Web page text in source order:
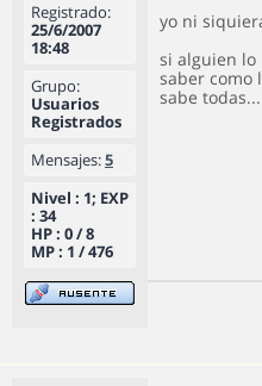
Registrado:
25/6/2007
18:48
Grupo:
Usuarios
Registrados
Mensajes:5
Nivel : 1; EXP
: 34
HP : 0 / 8
MP : 1 / 476
yo ni
si alguien lo
saber como
sabe todas...